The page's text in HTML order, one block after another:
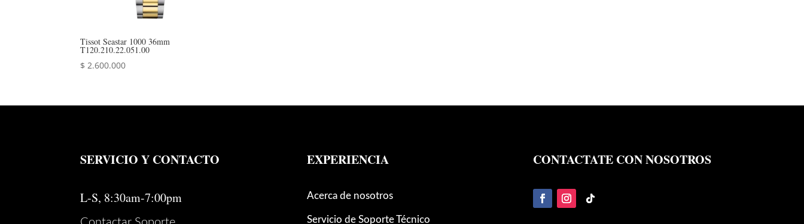
Tissot Seastar 1000 36mm
T120.210.22.051.00
$ 2.600.000
SERVICIO Y CONTACTO
L-S, 8:30am-7:00pm
EXPERIENCIA
Acerca de nosotros
Servicio de Soporte Técnico
CONTACTATE CON NOSOTROS